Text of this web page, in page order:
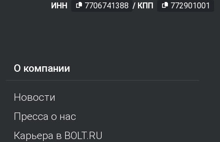
О компании
Новости
Пресса о нас
Карьера в BOLT.RU
ИНН
7706741388 / КПП 772901001